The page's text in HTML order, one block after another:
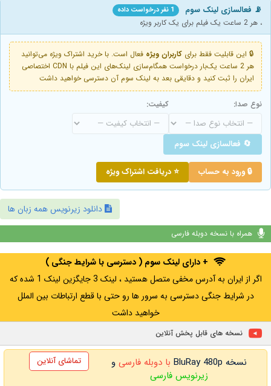
📡 فعالسازی لینک سوم 1 نفر درخواست داده
، هر 2 ساعت یک فیلم برای یک کاربر ویژه
🔒 این قابلیت فقط برای کاربران ویژه فعال است. با خرید اشتراک ویژه می‌توانید
هر 2 ساعت یک‌بار درخواست همگام‌سازی لینک‌های این فیلم با CDN اختصاصی
ایران را ثبت کنید و دقایقی بعد به لینک سوم آن دسترسی خواهید داشت
نوع صدا: کیفیت:
🔄 فعالسازی لینک سوم
🔒 ورود به حساب ⭐ دریافت اشتراک ویژه
دانلود زیرنویس همه زبان ها
همراه با نسخه دوبله فارسی
+ دارای لینک سوم ( دسترسی با شرایط جنگی )
اگر از ایران به آدرس مخفی متصل هستید ، لینک 3 جایگزین لینک 1 شده که
در شرایط جنگی دسترسی به سرور ها رو حتی با قطع ارتباطات بین الملل
خواهید داشت
نسخه های قابل پخش آنلاین
نسخه BluRay 480p با دوبله فارسیو
زیرنویس فارسی
تماشای آنلاین